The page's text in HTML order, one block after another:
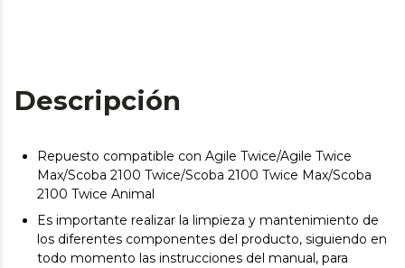
Descripción
Repuesto compatible con Agile Twice/Agile Twice
Max/Scoba 2100 Twice/Scoba 2100 Twice Max/Scoba
2100 Twice Animal
Es importante realizar la limpieza y mantenimiento de
los diferentes componentes del producto, siguiendo en
todo momento las instrucciones del manual, para